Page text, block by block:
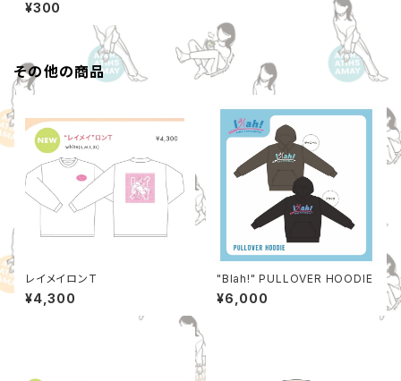
¥300
その他の商品
レイメイロンT
¥4,300
"Blah!" PULLOVER HOODIE
¥6,000